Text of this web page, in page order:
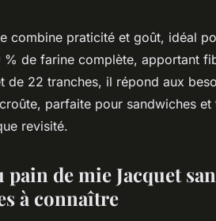
:
combine praticité et goût, idéal
de farine complète, apportant
de 22 tranches, il répond aux
parfaite pour sandwiches et
revisité.
de mie Jacquet
à connaître